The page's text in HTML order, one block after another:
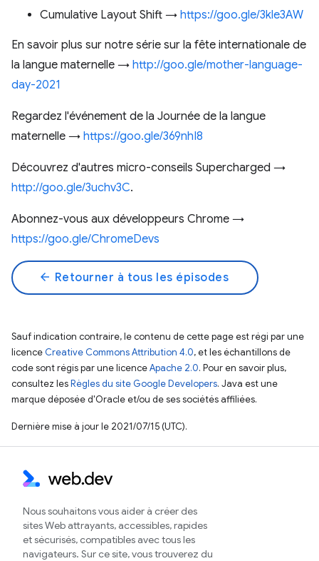
Cumulative Layout Shift → https://goo.gle/3kle3AW
En savoir plus sur notre série sur la fête internationale de
la langue maternelle → http://goo.gle/mother-language-
day-2021
Regardez l'événement de la Journée de la langue
maternelle → https://goo.gle/369nhI8
Découvrez d'autres micro-conseils Supercharged →
http://goo.gle/3uchv3C.
Abonnez-vous aux développeurs Chrome →
https://goo.gle/ChromeDevs
arrow_back Retourner à tous les épisodes
Sauf indication contraire, le contenu de cette page est régi par une
licence Creative Commons Attribution 4.0, et les échantillons de
code sont régis par une licenceApache 2.0. Pour en savoir plus,
consultez lesRègles du site Google Developers. Java est une
marque déposée d'Oracle et/ou de ses sociétés affiliées.
Dernière mise à jour le 2021/07/15 (UTC).
Nous souhaitons vous aider à créer des
sites Web attrayants, accessibles, rapides
et sécurisés, compatibles avec tous les
navigateurs. Sur ce site, vous trouverez du